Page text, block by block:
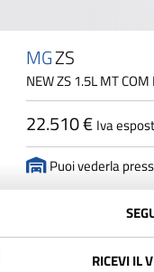
MGZS
NEW ZS 1.5L MT
22.510 € Iva
Puoi vederla
RICEVI IL